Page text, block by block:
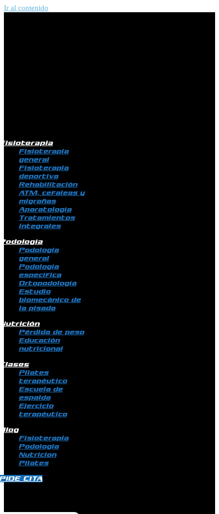
Ir al contenido
Fisioterapia
general
Fisioterapia
deportiva
Rehabilitación
ATM, cefaleas y
migrañas
Aparatología
Tratamientos
integrales
Podología
general
Podología
específica
Ortopodología
Estudio
biomecánico de
la pisada
Pérdida de peso
Educación
nutricional
Pilates
terapéutico
Escuela de
espalda
Ejercicio
terapéutico
Fisioterapia
Podologia
Nutricion
Pilates
CITA